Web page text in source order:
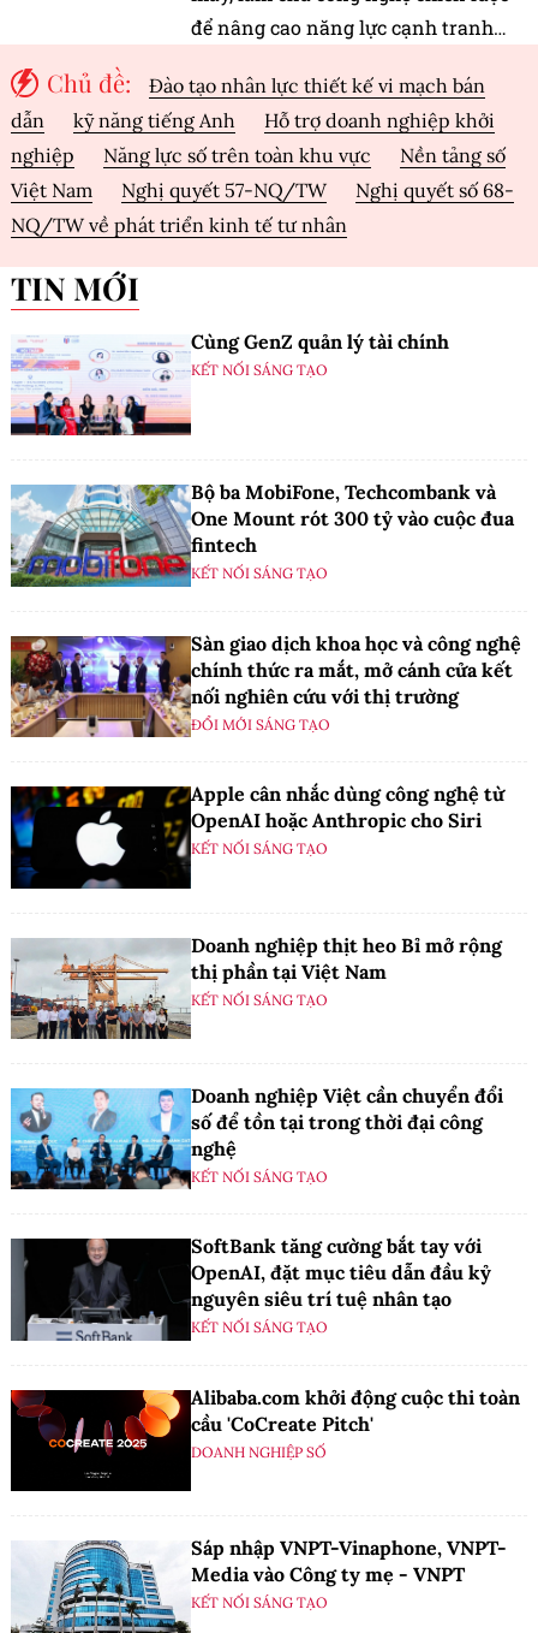
để nâng cao năng lực cạnh tranh
Chủ đề:
Đào tạo nhân lực thiết kế vi mạch bán
dẫn
kỹ năng tiếng Anh
Hỗ trợ doanh nghiệp khởi
nghiệp
Năng lực số trên toàn khu vực
Nền tảng số
Việt Nam
Nghị quyết 57-NQ/TW
Nghị quyết số 68-
NQ/TW về phát triển kinh tế tư nhân
TIN MỚI
Cùng GenZ quản lý tài chính
KẾT NỐI SÁNG TẠO
Bộ ba MobiFone, Techcombank và
One Mount rót 300 tỷ vào cuộc đua
fintech
KẾT NỐI SÁNG TẠO
Sàn giao dịch khoa học và công nghệ
chính thức ra mắt, mở cánh cửa kết
nối nghiên cứu với thị trường
ĐỔI MỚI SÁNG TẠO
Apple cân nhắc dùng công nghệ từ
OpenAI hoặc Anthropic cho Siri
KẾT NỐI SÁNG TẠO
Doanh nghiệp thịt heo Bỉ mở rộng
thị phần tại Việt Nam
KẾT NỐI SÁNG TẠO
Doanh nghiệp Việt cần chuyển đổi
số để tồn tại trong thời đại công
nghệ
KẾT NỐI SÁNG TẠO
SoftBank tăng cường bắt tay với
OpenAI, đặt mục tiêu dẫn đầu kỷ
nguyên siêu trí tuệ nhân tạo
KẾT NỐI SÁNG TẠO
Alibaba.com khởi động cuộc thi toàn
cầu 'CoCreate Pitch'
DOANH NGHIỆP SỐ
Sáp nhập VNPT-Vinaphone, VNPT-
Media vào Công ty mẹ - VNPT
KẾT NỐI SÁNG TẠO